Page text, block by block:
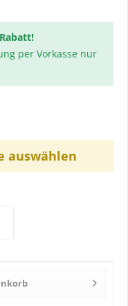
per Vorkasse nur
auswählen